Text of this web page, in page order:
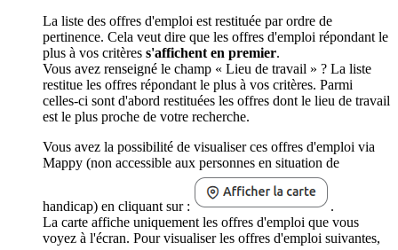
La liste des offres d'emploi est restituée par ordre de
pertinence. Cela veut dire que les offres d'emploi répondant le
plus à vos critères s'affichent en premier.
Vous avez renseigné le champ « Lieu de travail » ? La liste
restitue les offres répondant le plus à vos critères. Parmi
celles-ci sont d'abord restituées les offres dont le lieu de travail
est le plus proche de votre recherche.
Vous avez la possibilité de visualiser ces offres d'emploi via
Mappy (non accessible aux personnes en situation de
handicap) en cliquant sur :
.
La carte affiche uniquement les offres d'emploi que vous
voyez à l'écran. Pour visualiser les offres d'emploi suivantes,